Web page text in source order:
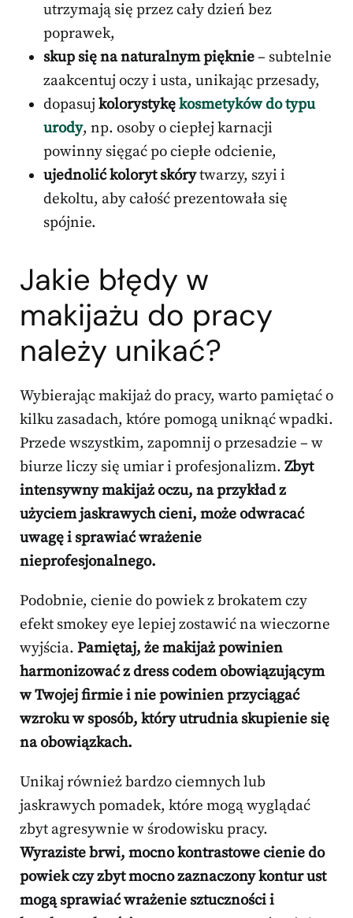
utrzymają się przez cały dzień bez
poprawek,
skup się na naturalnym pięknie– subtelnie
zaakcentuj oczy i usta, unikając przesady,
dopasujkolorystykękosmetyków do typu
urody, np. osoby o ciepłej karnacji
powinny sięgać po ciepłe odcienie,
ujednolić koloryt skórytwarzy, szyi i
dekoltu, aby całość prezentowała się
spójnie.
Jakie błędy w
makijażu do pracy
należy unikać?
Wybierając makijaż do pracy, warto pamiętać o
kilku zasadach, które pomogą uniknąć wpadki.
Przede wszystkim, zapomnij o przesadzie – w
biurze liczy się umiar i profesjonalizm. Zbyt
intensywny makijaż oczu, na przykład z
użyciem jaskrawych cieni, może odwracać
uwagę i sprawiać wrażenie
nieprofesjonalnego.
Podobnie, cienie do powiek z brokatem czy
efekt smokey eye lepiej zostawić na wieczorne
wyjścia. Pamiętaj, że makijaż powinien
harmonizować z dress codem obowiązującym
w Twojej firmie i nie powinien przyciągać
wzroku w sposób, który utrudnia skupienie się
na obowiązkach.
Unikaj również bardzo ciemnych lub
jaskrawych pomadek, które mogą wyglądać
zbyt agresywnie w środowisku pracy.
Wyraziste brwi, mocno kontrastowe cienie do
powiek czy zbyt mocno zaznaczony kontur ust
mogą sprawiać wrażenie sztuczności i